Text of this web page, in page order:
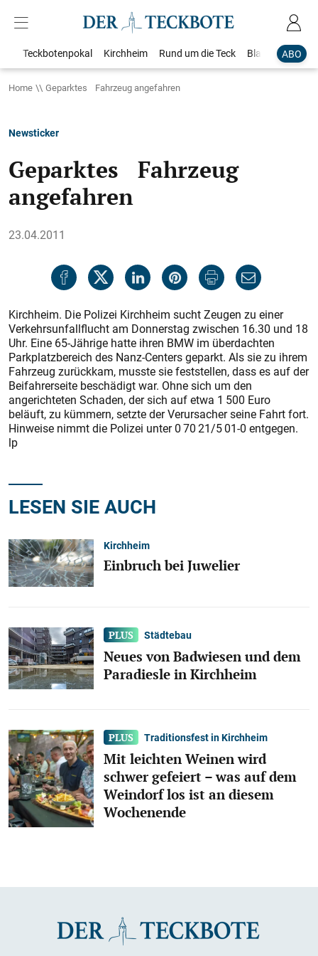
ABO
Teckbotenpokal Kirchheim Rund um die Teck Blaulicht
Home Geparktes Fahrzeug angefahren
Newsticker
Geparktes Fahrzeug
angefahren
23.04.2011
Kirchheim. Die Polizei Kirchheim sucht Zeugen zu einer
Verkehrsunfallflucht am Donnerstag zwischen 16.30 und 18
Uhr. Eine 65-Jährige hatte ihren BMW im überdachten
Parkplatzbereich des Nanz-Centers geparkt. Als sie zu ihrem
Fahrzeug zurückkam, musste sie feststellen, dass es auf der
Beifahrerseite beschädigt war. Ohne sich um den
angerichteten Schaden, der sich auf etwa 1 500 Euro
beläuft, zu kümmern, setzte der Verursacher seine Fahrt fort.
Hinweise nimmt die Polizei unter 0 70 21/5 01-0 entgegen.
lp
LESEN SIE AUCH
Kirchheim
Einbruch bei Juwelier
Städtebau
Neues von Badwiesen und dem
Paradiesle in Kirchheim
Traditionsfest in Kirchheim
Mit leichten Weinen wird
schwer gefeiert – was auf dem
Weindorf los ist an diesem
Wochenende